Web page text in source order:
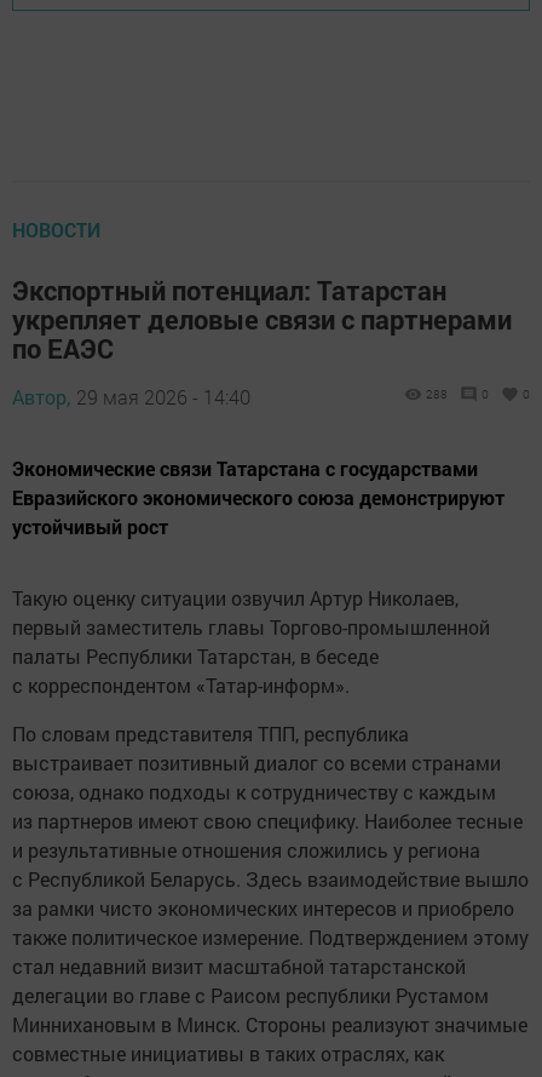
НОВОСТИ
Экспортный потенциал: Татарстан
укрепляет деловые связи с партнерами
по ЕАЭС
Автор, 29 мая 2026 - 14:40 288 0 0
Экономические связи Татарстана с государствами
Евразийского экономического союза демонстрируют
устойчивый рост
Такую оценку ситуации озвучил Артур Николаев,
первый заместитель главы Торгово-промышленной
палаты Республики Татарстан, в беседе
с корреспондентом «Татар-информ».
По словам представителя ТПП, республика
выстраивает позитивный диалог со всеми странами
союза, однако подходы к сотрудничеству с каждым
из партнеров имеют свою специфику. Наиболее тесные
и результативные отношения сложились у региона
с Республикой Беларусь. Здесь взаимодействие вышло
за рамки чисто экономических интересов и приобрело
также политическое измерение. Подтверждением этому
стал недавний визит масштабной татарстанской
делегации во главе с Раисом республики Рустамом
Миннихановым в Минск. Стороны реализуют значимые
совместные инициативы в таких отраслях, как